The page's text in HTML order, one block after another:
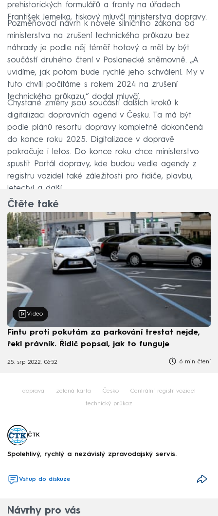
prehistorických formulářů a fronty na úřadech
František Jemelka, tiskový mluvčí ministerstva dopravy.
Pozměňovací návrh k novele silničního zákona od
ministerstva na zrušení technického průkazu bez
náhrady je podle něj téměř hotový a měl by být
součástí druhého čtení v Poslanecké sněmovně. „A
uvidíme, jak potom bude rychlé jeho schválení. My v
tuto chvíli počítáme s rokem 2024 na zrušení
technického průkazu,“ dodal mluvčí.
Chystané změny jsou součástí dalších kroků k
digitalizaci dopravních agend v Česku. Ta má být
podle plánů resortu dopravy kompletně dokončená
do konce roku 2025. Digitalizace v dopravě
pokračuje i letos. Do konce roku chce ministerstvo
spustit Portál dopravy, kde budou vedle agendy z
registru vozidel také záležitosti pro řidiče, plavbu,
letectví a další.
Čtěte také
Video
Fintu proti pokutám za parkování trestat nejde,
řekl právník. Řidič popsal, jak to funguje
25. srp 2022, 06:52 6 min čtení
doprava zelená karta Česko Centrální registr vozidel
technický průkaz
ČTK
Spolehlivý, rychlý a nezávislý zpravodajský servis.
Vstup do diskuze
Návrhy pro vás